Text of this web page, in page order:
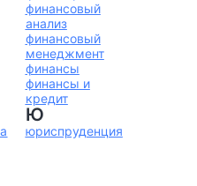
финансовый
анализ
финансовый
менеджмент
финансы
финансы и
кредит
Ю
юриспруденция